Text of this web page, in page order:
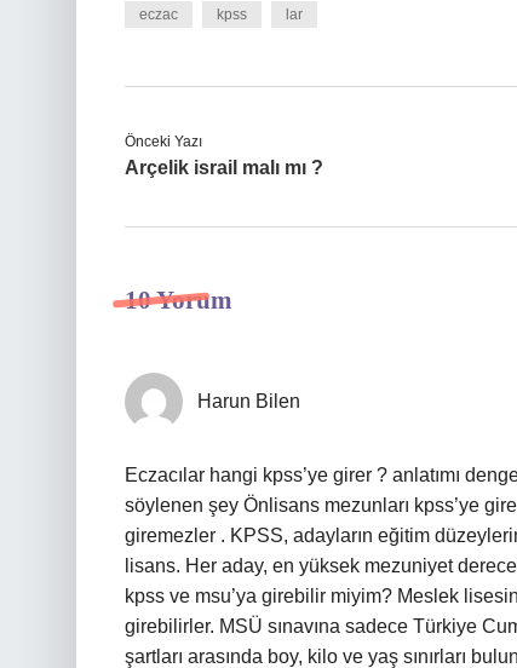
eczac kpss lar
Önceki Yazı
Arçelik israil malı mı ?
10 Yorum
Harun Bilen
Eczacılar hangi kpss’ye girer ? anlatımı
söylenen şey Önlisans mezunları kpss’ye
giremezler . KPSS, adayların eğitim
lisans. Her aday, en yüksek mezuniyet
kpss ve msu’ya girebilir miyim? Meslek
girebilirler. MSÜ sınavına sadece Türkiye
şartları arasında boy, kilo ve yaş sınırları